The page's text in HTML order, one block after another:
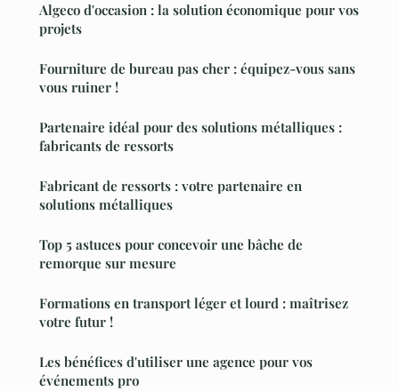
Algeco d'occasion : la solution économique pour vos
projets
Fourniture de bureau pas cher : équipez-vous sans
vous ruiner !
Partenaire idéal pour des solutions métalliques :
fabricants de ressorts
Fabricant de ressorts : votre partenaire en
solutions métalliques
Top 5 astuces pour concevoir une bâche de
remorque sur mesure
Formations en transport léger et lourd : maîtrisez
votre futur !
Les bénéfices d'utiliser une agence pour vos
événements pro